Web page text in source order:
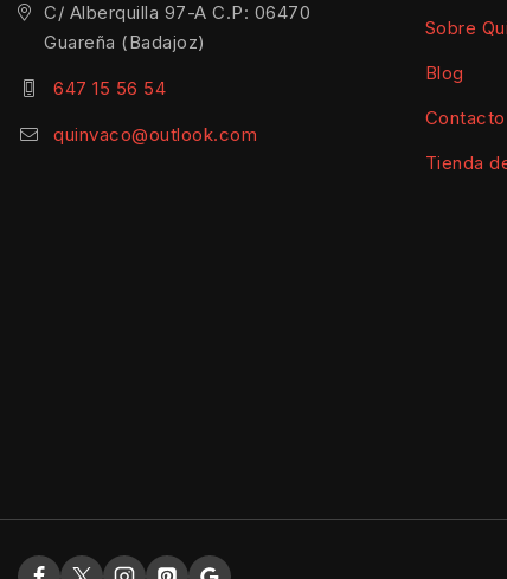
C/ Alberquilla 97-A C.P: 06470
Guareña (Badajoz)
647 15 56 54
quinvaco@outlook.com
Sobre
Blog
Contacto
Tienda